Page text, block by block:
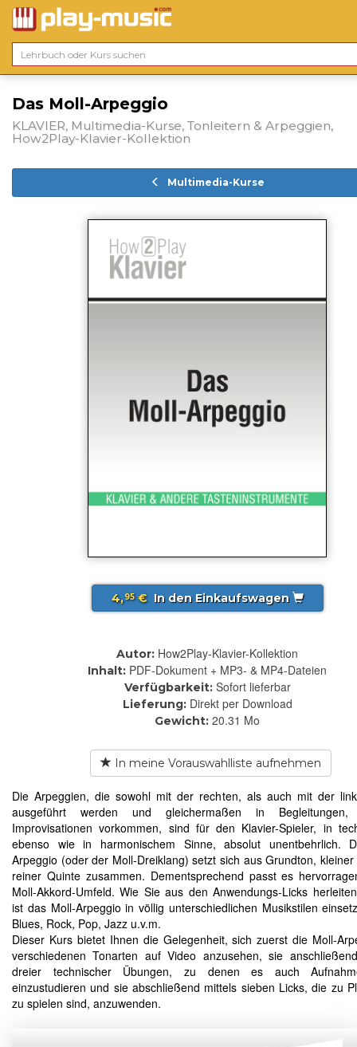
Das Moll-Arpeggio
KLAVIER, Multimedia-Kurse, Tonleitern & Arpeggien,
How2Play-Klavier-Kollektion
Multimedia-Kurse
4,95€ In den Einkaufswagen
Autor: How2Play-Klavier-Kollektion
Inhalt: PDF-Dokument + MP3- & MP4-Dateien
Verfügbarkeit: Sofort lieferbar
Lieferung: Direkt per Download
Gewicht: 20.31 Mo
In meine Vorauswahlliste aufnehmen
Die Arpeggien, die sowohl mit der rechten, als auch mit der
ausgeführt werden und gleichermaßen in
Improvisationen vorkommen, sind für den Klavier-Spieler, in
ebenso wie in harmonischem Sinne, absolut unentbehrlich.
Arpeggio (oder der Moll-Dreiklang) setzt sich aus Grundton,
reiner Quinte zusammen. Dementsprechend passt es
Moll-Akkord-Umfeld. Wie Sie aus den Anwendungs-Licks
ist das Moll-Arpeggio in völlig unterschiedlichen Musikstilen
Blues, Rock, Pop, Jazz u.v.m.
Dieser Kurs bietet Ihnen die Gelegenheit, sich zuerst die Moll-
verschiedenen Tonarten auf Video anzusehen, sie
dreier technischer Übungen, zu denen es auch
einzustudieren und sie abschließend mittels sieben Licks, die zu
zu spielen sind, anzuwenden.